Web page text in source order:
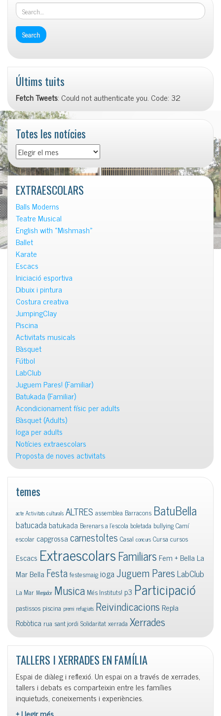
Últims tuits
Fetch Tweets: Could not authenticate you. Code: 32
Totes les notícies
Totes
les
notícies
EXTRAESCOLARS
Balls Moderns
Teatre Musical
English with «Mishmash»
Ballet
Karate
Escacs
Iniciació esportiva
Dibuix i pintura
Costura creativa
JumpingClay
Piscina
Activitats musicals
Bàsquet
Fútbol
LabClub
Juguem Pares! (Familiar)
Batukada (Familiar)
Acondicionament físic per adults
Bàsquet (Adults)
Ioga per adults
Notícies extraescolars
Proposta de noves activitats
temes
acte Activitats culturals ALTRES assemblea Barracons BatuBella
batucadabatukada Berenars a l'escola boletada bullyingCamí
escolar capgrossacarnestoltes Casal concurs Cursa cursos
Escacs ExtraescolarsFamiliars Fem + Bella La
Mar Bella FestafestesmaigiogaJuguem ParesLabClub
La Mar Menjador Musica Més Instituts! p3 Participació
pastissos piscina premi refugiats Reivindicacions Repla
Robòtica rua sant jordi Solidaritatxerrada Xerrades
TALLERS I XERRADES EN FAMÍLIA
Espai de diàleg i reflexió. Un espai on a través de xerrades,
tallers i debats es comparteixin entre les famílies
inquietuds, coneixements i experiències.